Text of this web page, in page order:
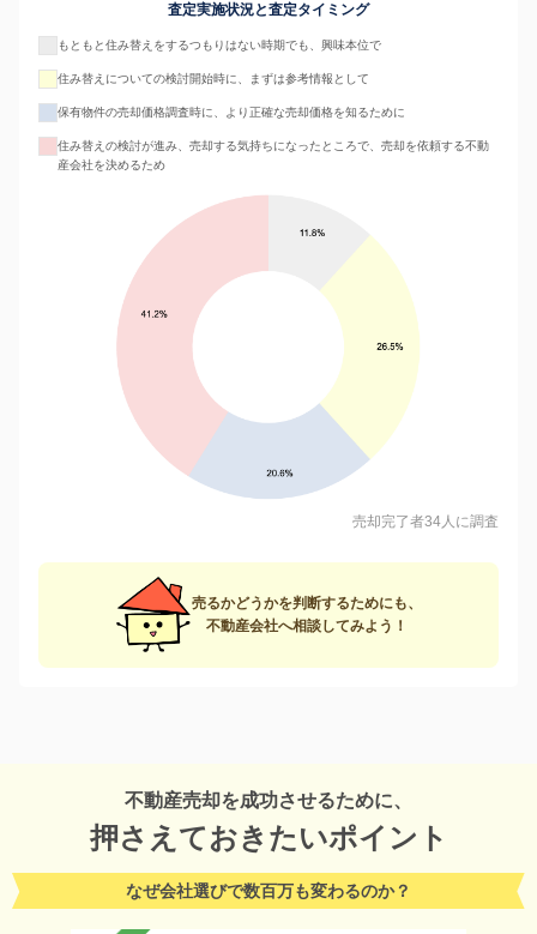
査定実施状況と査定タイミング
もともと住み替えをするつもりはない時期でも、興味本位で
住み替えについての検討開始時に、まずは参考情報として
保有物件の売却価格調査時に、より正確な売却価格を知るために
住み替えの検討が進み、売却する気持ちになったところで、売却を依頼する不動
産会社を決めるため
売却完了者34人に調査
売るかどうかを判断するためにも、
不動産会社へ相談してみよう！
不動産売却を成功させるために、
押さえておきたいポイント
なぜ会社選びで数百万も変わるのか？